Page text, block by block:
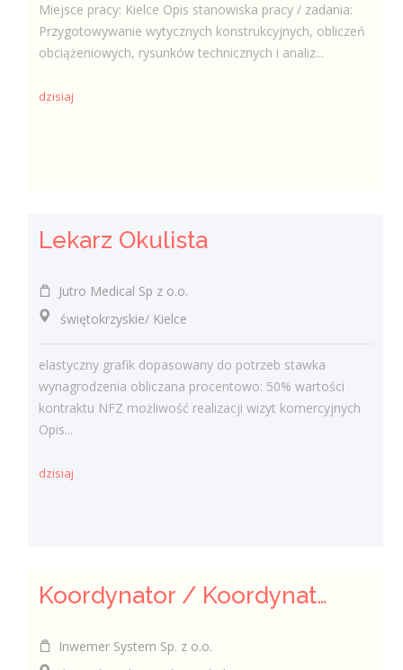
Miejsce pracy: Kielce Opis stanowiska pracy / zadania:
Przygotowywanie wytycznych konstrukcyjnych, obliczeń
obciążeniowych, rysunków technicznych i analiz...
dzisiaj
Lekarz Okulista
Jutro Medical Sp z o.o.
świętokrzyskie/ Kielce
elastyczny grafik dopasowany do potrzeb stawka
wynagrodzenia obliczana procentowo: 50% wartości
kontraktu NFZ możliwość realizacji wizyt komercyjnych
Opis...
dzisiaj
Koordynator / Koordynatorka ds. utrzymania czystości
Inwemer System Sp. z o.o.